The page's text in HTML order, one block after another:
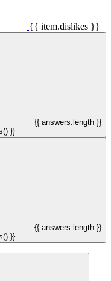
{{ item.dislikes }}
{{ answers.length }}
}}
{{ answers.length }}
}}